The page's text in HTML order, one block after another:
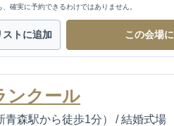
確実に予約できるわけではありません。
ストに追加 この会場に
ンクール
青森駅から徒歩1分） / 結婚式場